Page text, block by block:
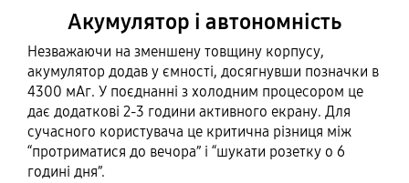
Акумулятор і автономність
Незважаючи на зменшену товщину корпусу,
акумулятор додав у ємності, досягнувши позначки в
4300 мАг. У поєднанні з холодним процесором це
дає додаткові 2-3 години активного екрану. Для
сучасного користувача це критична різниця між
“протриматися до вечора” і “шукати розетку о 6
годині дня”.